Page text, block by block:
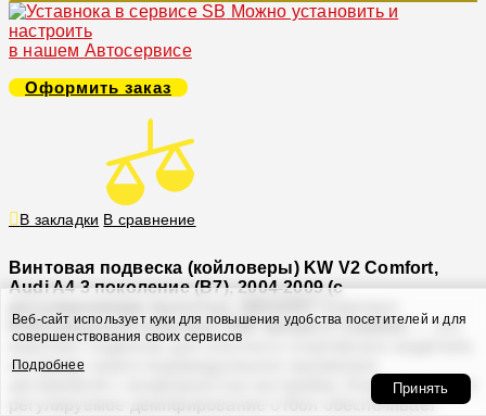
Можно установить и
настроить
в нашем Автосервисе
Оформить заказ
В закладки В сравнение
Винтовая подвеска (койловеры) KW V2 Comfort,
Audi A4 3 поколение (B7), 2004-2009 (с
Койловерный комплект KW Variant 2 Comfort— это
комплект подвески для опытного спортивного водителя,
которому нужно индивидуальное занижение
автомобиля с возможностью настройки. Индивидуально
регулируемое демпфирование отбоя обеспечивает
Веб-сайт использует куки для повышения удобства посетителей и для
совершенствования своих сервисов
Подробнее
Принять